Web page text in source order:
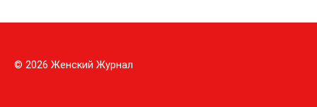
© 2026 Женский Журнал